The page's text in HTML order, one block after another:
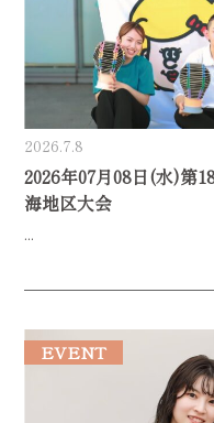
2026.7.8
2026年07月08日(水)第
海地区大会
...
EVENT